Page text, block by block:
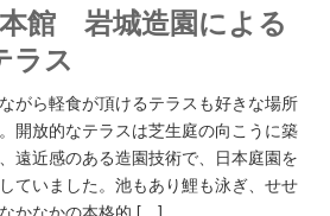
本館 岩城造園による
ラス
がら軽食が頂けるテラスも好きな場所
開放的なテラスは芝生庭の向こうに築
遠近感のある造園技術で、日本庭園を
ていました。池もあり鯉も泳ぎ、せせ
かなかの本格的 […]